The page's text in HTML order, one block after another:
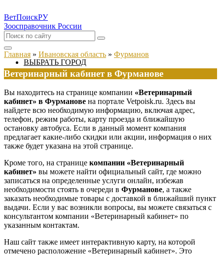
ВетПоискРУ
Зоосправочник России
ВЫБРАТЬ ГОРОД
Главная » Ивановская область » Фурманов
Ветеринарный кабинет в Фурманове
Вы находитесь на странице компании «Ветеринарный
кабинет» в Фурманове на портале Vetpoisk.ru. Здесь вы
найдете всю необходимую информацию, включая адрес,
телефон, режим работы, карту проезда и ближайшую
остановку автобуса. Если в данный момент компания
предлагает какие-либо скидки или акции, информация о них
также будет указана на этой странице.
Кроме того, на странице компании «Ветеринарный
кабинет» вы можете найти официальный сайт, где можно
записаться на определенные услуги онлайн, избежав
необходимости стоять в очереди в Фурманове, а также
заказать необходимые товары с доставкой в ближайший пункт
выдачи. Если у вас возникли вопросы, вы можете связаться с
консультантом компании «Ветеринарный кабинет» по
указанным контактам.
Наш сайт также имеет интерактивную карту, на которой
отмечено расположение «Ветеринарный кабинет». Это